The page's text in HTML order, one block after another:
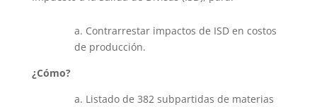
a. Contrarrestar impactos de ISD en costos
de producción.
¿Cómo?
a. Listado de 382 subpartidas de materias